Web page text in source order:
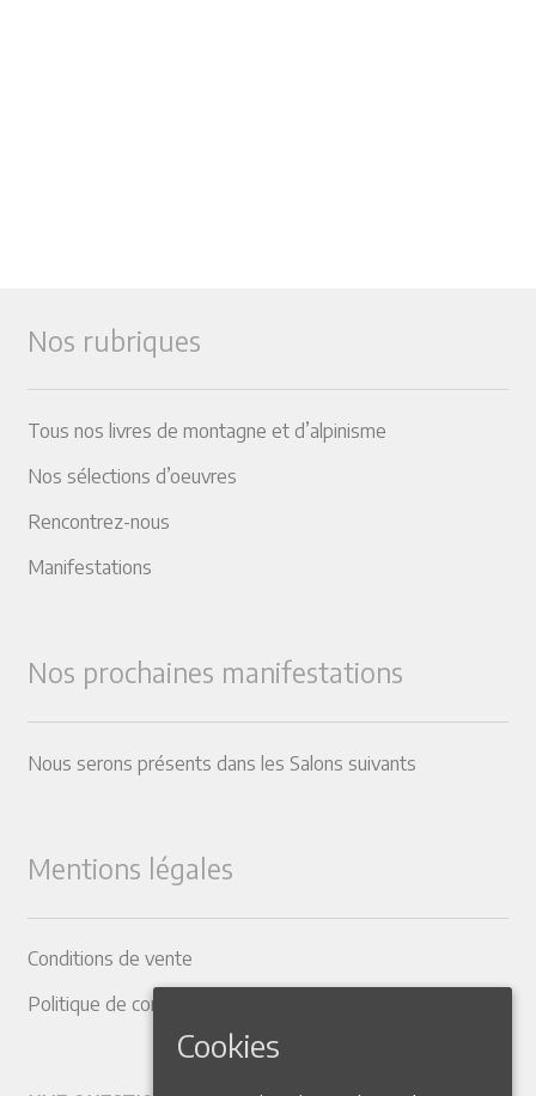
Nos rubriques
Tous nos livres de montagne et d’alpinisme
Nos sélections d’oeuvres
Rencontrez-nous
Manifestations
Nos prochaines manifestations
Nous serons présents dans les Salons suivants
Mentions légales
Conditions de vente
Politique de confidentialité
Cookies